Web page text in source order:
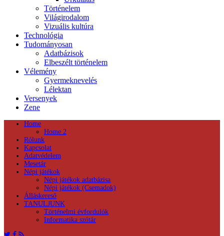
Történelem
Világirodalom
Vizuális kultúra
Technológia
Tudományosan
Adatbázisok
Elbeszélt történelem
Vélemény
Gyermeknevelés
Lélektan
Versenyek
Zene
Home
Home 2
Rólunk
Kapcsolat
Adatvédelem
Mesetár
Népi játékok
Népi játékok adatbázisa
Népi játékok (Csemadok)
Álláskereső
TANULJUNK
Történelmi évfordulók
Informatika szótár